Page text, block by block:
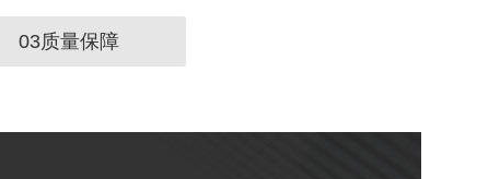
03质量保障